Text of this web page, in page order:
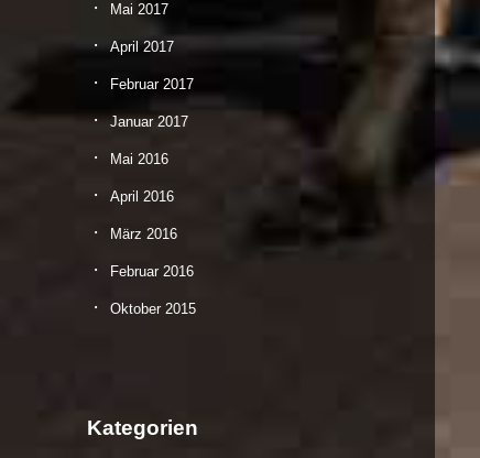
Mai 2017
April 2017
Februar 2017
Januar 2017
Mai 2016
April 2016
März 2016
Februar 2016
Oktober 2015
Kategorien